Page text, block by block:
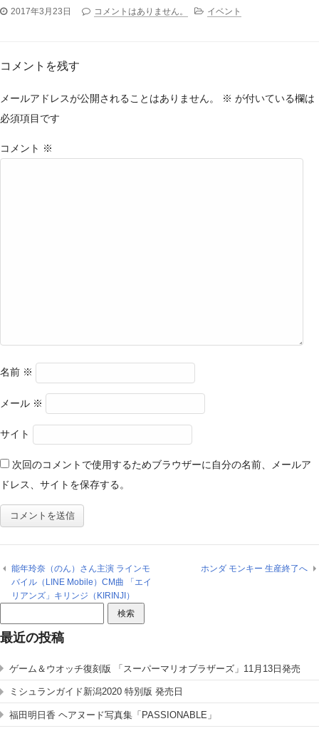
2017年3月23日 コメントはありません。 イベント
コメントを残す
メールアドレスが公開されることはありません。 ※ が付いている欄は
必須項目です
コメント ※
名前 ※
メール ※
サイト
次回のコメントで使用するためブラウザーに自分の名前、メールア
ドレス、サイトを保存する。
能年玲奈（のん）さん主演 ラインモ
バイル（LINE Mobile）CM曲 「エイ
リアンズ」キリンジ（KIRINJI）
ホンダ モンキー 生産終了へ
索:
最近の投稿
ゲーム＆ウオッチ復刻版 「スーパーマリオブラザーズ」11月13日発売
ミシュランガイド新潟2020 特別版 発売日
福田明日香 ヘアヌード写真集「PASSIONABLE」